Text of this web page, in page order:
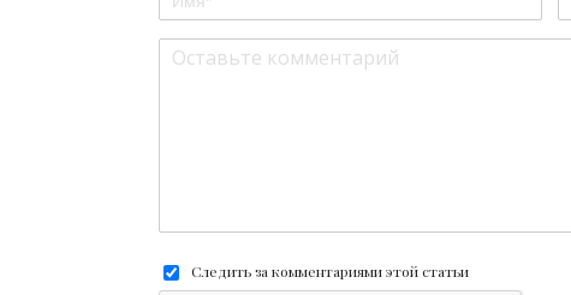
Следить за комментариями этой статьи